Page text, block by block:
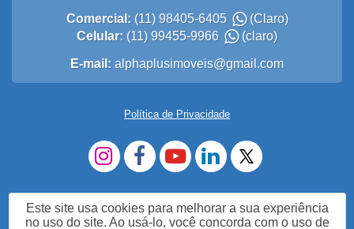
Comercial: (11) 98405-6405
(Claro)
Celular: (11) 99455-9966 (claro)
E-mail: alphaplusimoveis@gmail.com
Política de Privacidade
Este site usa cookies para melhorar a sua experiência
no uso do site. Ao usá-lo, você concorda com o uso de